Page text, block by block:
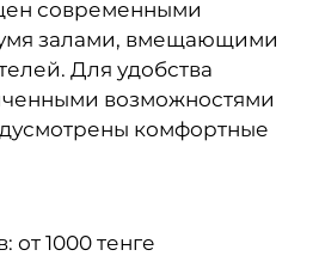
современными
залами, вмещающими
Для удобства
возможностями
комфортные
от 1000 тенге